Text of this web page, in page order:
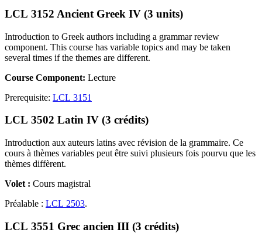
LCL 3152 Ancient Greek IV (3 units)
Introduction to Greek authors including a grammar review
component. This course has variable topics and may be taken
several times if the themes are different.
Course Component: Lecture
Prerequisite: LCL 3151
LCL 3502 Latin IV (3 crédits)
Introduction aux auteurs latins avec révision de la grammaire. Ce
cours à thèmes variables peut être suivi plusieurs fois pourvu que les
thèmes diffèrent.
Volet : Cours magistral
Préalable : LCL 2503.
LCL 3551 Grec ancien III (3 crédits)